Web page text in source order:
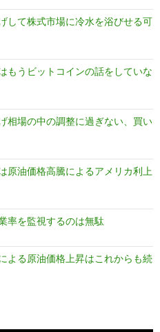
して株式市場に冷水を浴びせる可
もうビットコインの話をしていな
相場の中の調整に過ぎない、買い
原油価格高騰によるアメリカ利上
率を監視するのは無駄
よる原油価格上昇はこれからも続